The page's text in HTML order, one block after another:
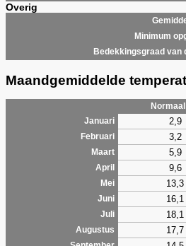
Overig
Minimum
Bedekkingsgraad van
Maandgemiddelde
Normaal
Januari
2,9
Februari 3,2
Maart 5,9
April 9,6
Mei
13,3
Juni
16,1
Juli
18,1
Augustus
17,7